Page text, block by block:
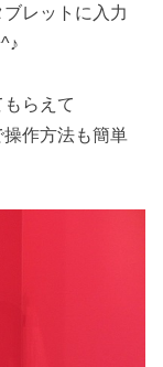
レットに入力
らえて
作方法も簡単